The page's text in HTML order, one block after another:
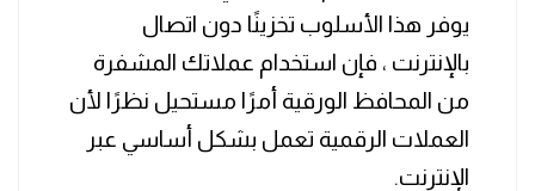
يوفر هذا الأسلوب تخزينًا دون اتصال
بالإنترنت ، فإن استخدام عملاتك المشفرة
من المحافظ الورقية أمرًا مستحيل نظرًا لأن
العملات الرقمية تعمل بشكل أساسي عبر
الإنترنت.